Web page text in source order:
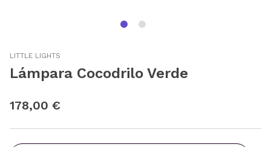
LITTLE LIGHTS
Lámpara Cocodrilo Verde
178,00 €